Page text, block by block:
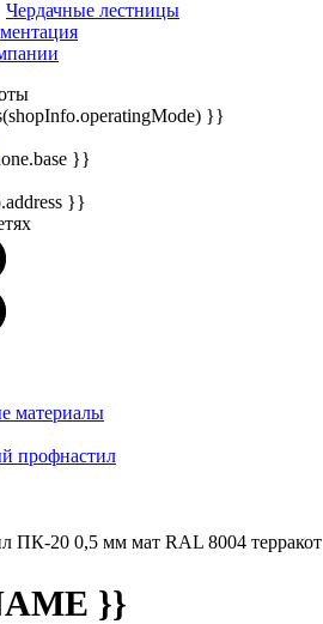
Чердачные лестницы
}}
}}
}}
материалы
профнастил
ПК-20 0,5 мм мат RAL 8004 терракот
}}